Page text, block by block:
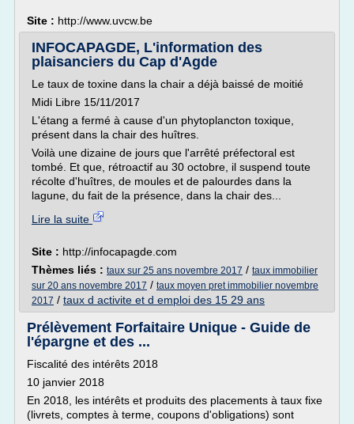
Site : http://www.uvcw.be
INFOCAPAGDE, L'information des
plaisanciers du Cap d'Agde
Le taux de toxine dans la chair a déjà baissé de moitié
Midi Libre 15/11/2017
L'étang a fermé à cause d'un phytoplancton toxique,
présent dans la chair des huîtres.
Voilà une dizaine de jours que l'arrêté préfectoral est
tombé. Et que, rétroactif au 30 octobre, il suspend toute
récolte d'huîtres, de moules et de palourdes dans la
lagune, du fait de la présence, dans la chair des...
Lire la suite
Site : http://infocapagde.com
Thèmes liés : taux sur 25 ans novembre 2017 / taux immobilier
sur 20 ans novembre 2017 / taux moyen pret immobilier novembre
2017 / taux d activite et d emploi des 15 29 ans
Prélèvement Forfaitaire Unique - Guide de
l'épargne et des ...
Fiscalité des intérêts 2018
10 janvier 2018
En 2018, les intérêts et produits des placements à taux fixe
(livrets, comptes à terme, coupons d'obligations) sont